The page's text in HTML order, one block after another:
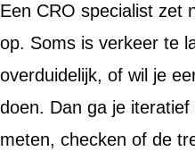
Een CRO specialist zet
op. Soms is verkeer te
overduidelijk, of wil je
doen. Dan ga je
meten, checken of de